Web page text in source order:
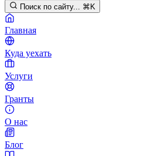
Поиск по сайту... ⌘K
Главная
Куда уехать
Услуги
Гранты
О нас
Блог